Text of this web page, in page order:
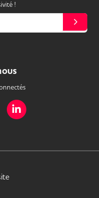
!
de Mission Handicap
Page Twitter de Mission Handicap